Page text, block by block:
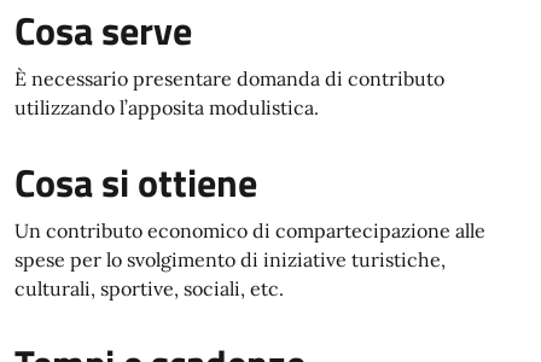
Cosa serve
È necessario presentare domanda di contributo
utilizzando l’apposita modulistica.
Cosa si ottiene
Un contributo economico di compartecipazione alle
spese per lo svolgimento di iniziative turistiche,
culturali, sportive, sociali, etc.